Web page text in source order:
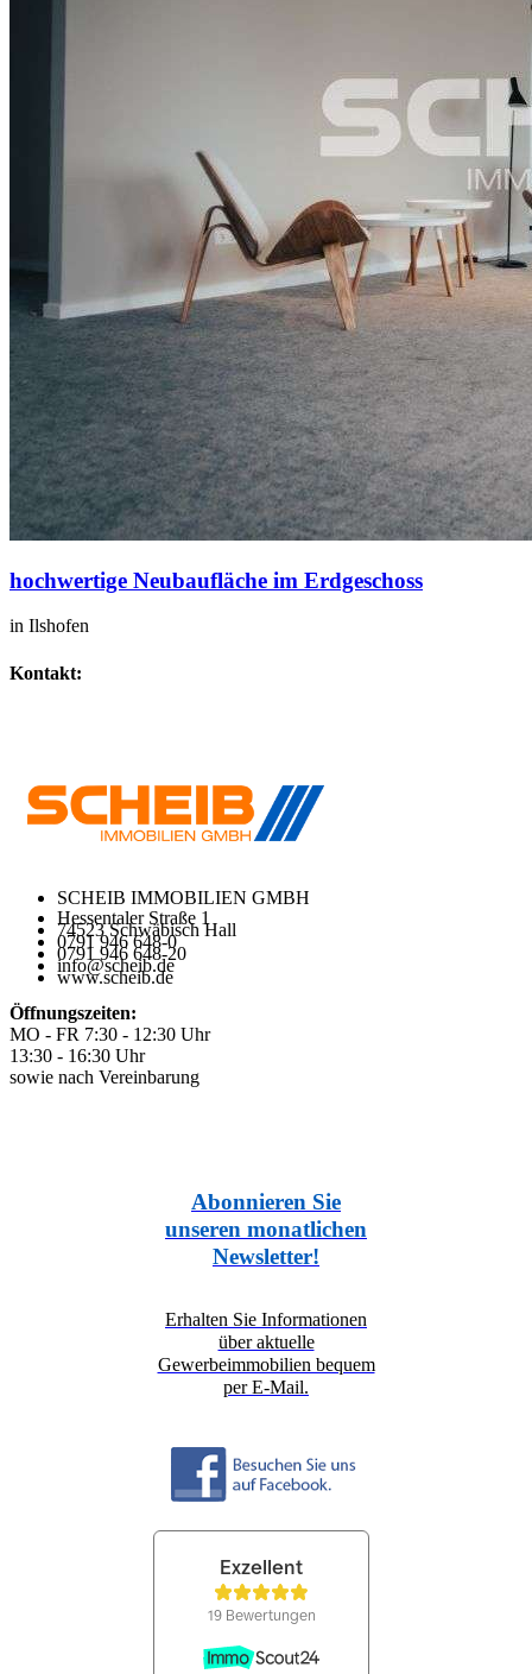
hochwertige Neubaufläche im Erdgeschoss
in Ilshofen
Kontakt:
SCHEIB IMMOBILIEN GMBH
Hessentaler Straße 1
74523 Schwäbisch Hall
0791 946 648-0
0791 946 648-20
info@scheib.de
www.scheib.de
Öffnungszeiten:
MO - FR 7:30 - 12:30 Uhr
13:30 - 16:30 Uhr
sowie nach Vereinbarung
Abonnieren Sie
unseren monatlichen
Newsletter!
Erhalten Sie Informationen
über aktuelle
Gewerbeimmobilien bequem
per E-Mail.